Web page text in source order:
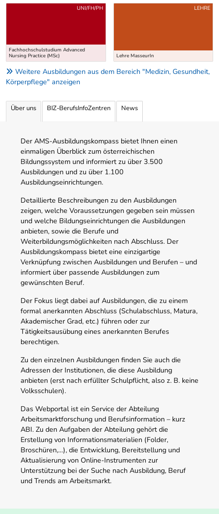
Uber weitere Ausbildungsvorschläge
Fachhochschulstudium Advanced
Nursing Practice (MSc)
UNI/FH/PH
Lehre MasseurIn
LEHRE
Weitere Ausbildungen aus dem Bereich "Medizin, Gesundheit,
Körperpflege" anzeigen
Über uns BIZ-BerufsInfoZentren News
Der AMS-Ausbildungskompass bietet Ihnen einen
einmaligen Überblick zum österreichischen
Bildungssystem und informiert zu über 3.500
Ausbildungen und zu über 1.100
Ausbildungseinrichtungen.
Detaillierte Beschreibungen zu den Ausbildungen
zeigen, welche Voraussetzungen gegeben sein müssen
und welche Bildungseinrichtungen die Ausbildungen
anbieten, sowie die Berufe und
Weiterbildungsmöglichkeiten nach Abschluss. Der
Ausbildungskompass bietet eine einzigartige
Verknüpfung zwischen Ausbildungen und Berufen – und
informiert über passende Ausbildungen zum
gewünschten Beruf.
Der Fokus liegt dabei auf Ausbildungen, die zu einem
formal anerkannten Abschluss (Schulabschluss, Matura,
Akademischer Grad, etc.) führen oder zur
Tätigkeitsausübung eines anerkannten Berufes
berechtigen.
Zu den einzelnen Ausbildungen finden Sie auch die
Adressen der Institutionen, die diese Ausbildung
anbieten (erst nach erfüllter Schulpflicht, also z. B. keine
Volksschulen).
Das Webportal ist ein Service der Abteilung
Arbeitsmarktforschung und Berufsinformation – kurz
ABI. Zu den Aufgaben der Abteilung gehört die
Erstellung von Informationsmaterialien (Folder,
Broschüren,…), die Entwicklung, Bereitstellung und
Aktualisierung von Online-Instrumenten zur
Unterstützung bei der Suche nach Ausbildung, Beruf
und Trends am Arbeitsmarkt.